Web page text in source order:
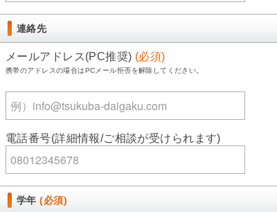
連絡先
メールアドレス(PC推奨) (必須)
携帯のアドレスの場合はPCメール拒否を解除してください。
電話番号(詳細情報/ご相談が受けられます)
学年(必須)